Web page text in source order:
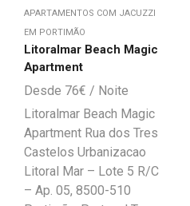
APARTAMENTOS COM JACUZZI
EM PORTIMÃO
Litoralmar Beach Magic
Apartment
76€
Litoralmar Beach Magic
Apartment Rua dos Tres
Castelos Urbanizacao
Litoral Mar – Lote 5 R/C
– Ap. 05, 8500-510